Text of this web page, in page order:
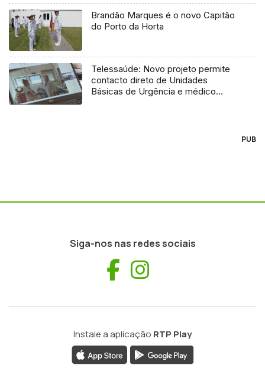
Brandão Marques é o novo Capitão
do Porto da Horta
Telessaúde: Novo projeto permite
contacto direto de Unidades
Básicas de Urgência e médico
PUB
Siga-nos nas redes sociais
Facebook
Instale a aplicação RTP Play